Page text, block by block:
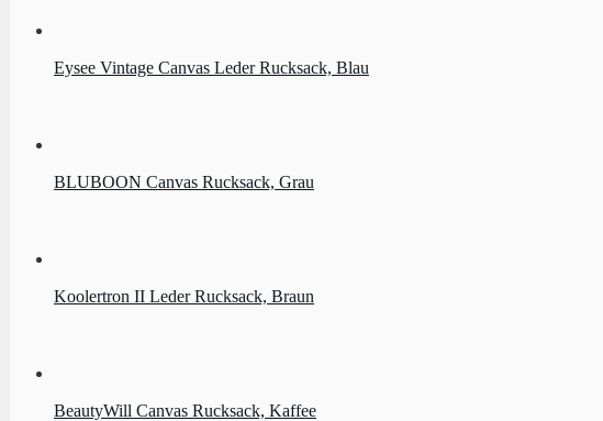
Eysee Vintage Canvas Leder Rucksack, Blau
BLUBOON Canvas Rucksack, Grau
Koolertron II Leder Rucksack, Braun
BeautyWill Canvas Rucksack, Kaffee